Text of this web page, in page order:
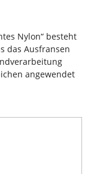
Nylon“ besteht
das Ausfransen
angewendet